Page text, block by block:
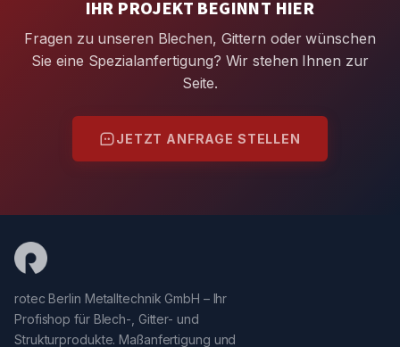
IHR PROJEKT BEGINNT HIER
Fragen zu unseren Blechen, Gittern oder wünschen
Sie eine Spezialanfertigung? Wir stehen Ihnen zur
Seite.
JETZT ANFRAGE STELLEN
rotec Berlin Metalltechnik GmbH – Ihr
Profishop für Blech-, Gitter- und
Strukturprodukte. Maßanfertigung und